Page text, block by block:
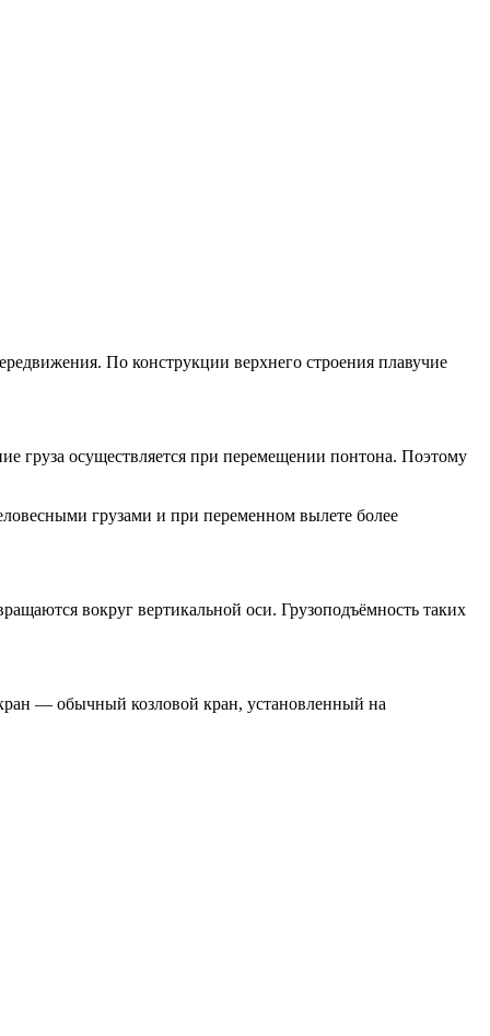
По конструкции верхнего строения плавучие
груза осуществляется при перемещении понтона. Поэтому
грузами и при переменном вылете более
вокруг вертикальной оси. Грузоподъёмность таких
— обычный козловой кран, установленный на